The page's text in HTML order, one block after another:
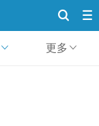
更多